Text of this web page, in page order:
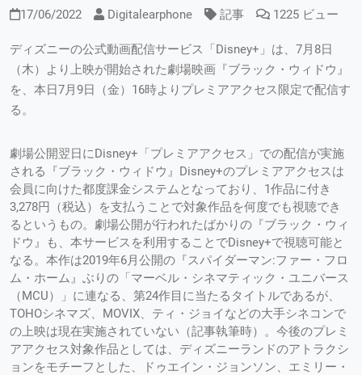
17/06/2022 Digitalearphone 記事 1225 ビュー
ディズニーの公式動画配信サービス「Disney+」は、7月8日
（木）より上映が開始された劇場映画『ブラック・ウィドウ』
を、本日7月9日（金）16時よりプレミアアクセス限定で配信す
る。
劇場公開翌日にDisney+「プレミアアクセス」での配信が実施
される『ブラック・ウィドウ』Disney+のプレミアアクセスは
会員に向けた都度課金システムとなっており、1作品に付き
3,278円（税込）を支払うことで対象作品を何度でも視聴でき
るというもの。劇場公開が行われたばかりの『ブラック・ウィ
ドウ』も、本サービスを利用することでDisney+で視聴可能と
なる。本作は2019年6月公開の『スパイダーマン:ファー・フロ
ム・ホーム』ぶりの「マーベル・シネマティック・ユニバース
（MCU）」に連なる、第24作目に当たるタイトルであるが、
TOHOシネマズ、MOVIX、ティ・ジョイなどの大手シネコンで
の上映は現在実施されていない（記事執筆時）。今後のプレミ
アアクセス対象作品としては、ディズニーランドのアトラクシ
ョンをモチーフとした、ドゥエイン・ジョンソン、エミリー・